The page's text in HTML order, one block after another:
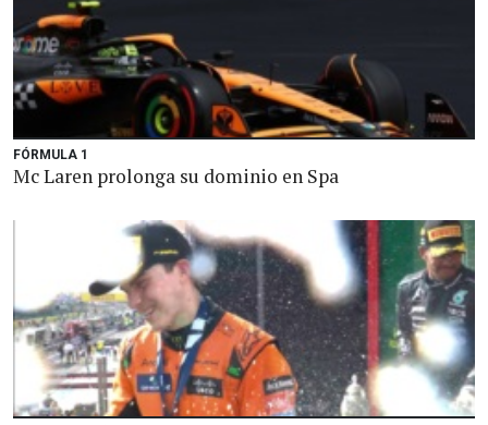
FÓRMULA 1
Mc Laren prolonga su dominio en Spa